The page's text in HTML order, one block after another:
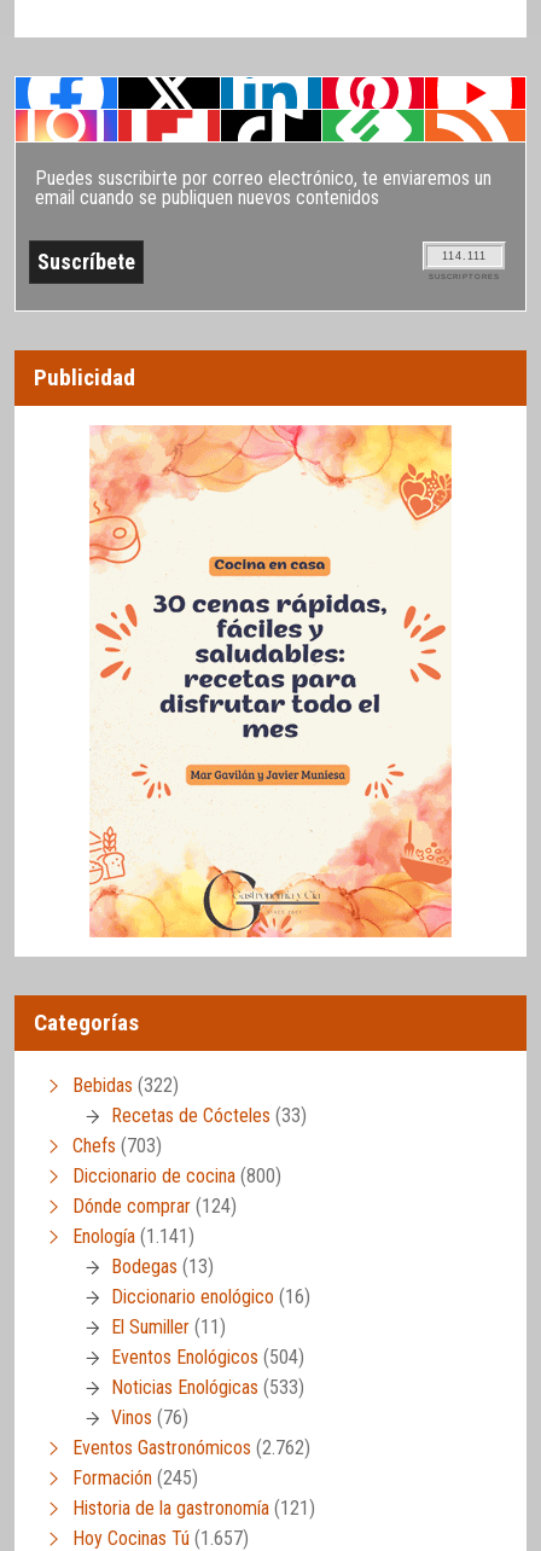
Puedes suscribirte por correo electrónico, te enviaremos un
email cuando se publiquen nuevos contenidos
114.111
SUSCRIPTORES
Publicidad
Categorías
Bebidas (322)
Recetas de Cócteles (33)
Chefs (703)
Diccionario de cocina (800)
Dónde comprar (124)
Enología (1.141)
Bodegas (13)
Diccionario enológico (16)
El Sumiller (11)
Eventos Enológicos (504)
Noticias Enológicas (533)
Vinos (76)
Eventos Gastronómicos (2.762)
Formación (245)
Historia de la gastronomía (121)
Hoy Cocinas Tú (1.657)